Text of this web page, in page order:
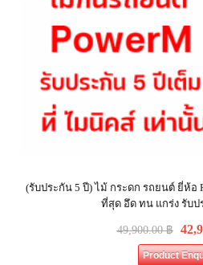
(รับประกัน 5 ปี) ไม้ กระดก รถยนต์ ยี่ห้อ
ที่สุด อึด ทน แกร่ง รับป
49,900.00฿
Product